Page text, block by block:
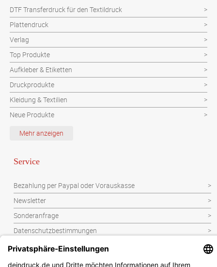
DTF Transferdruck für den Textildruck
Plattendruck
Verlag
Top Produkte
Aufkleber & Etiketten
Druckprodukte
Kleidung & Textilien
Neue Produkte
Schutzvorrichtung
Werbeartikel
Mehr anzeigen
Service
Bezahlung per Paypal oder Vorauskasse
Newsletter
Sonderanfrage
Datenschutzbestimmungen
Kontakt
Widerrufsbelehrung